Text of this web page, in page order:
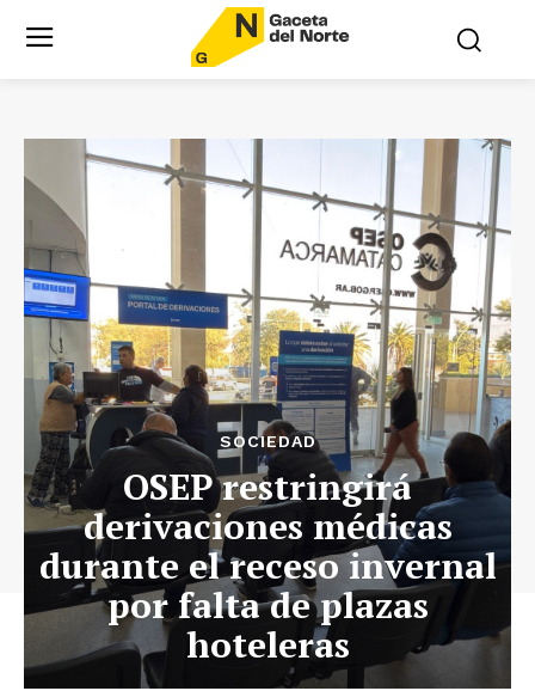
SOCIEDAD
OSEP restringirá
derivaciones médicas
durante el receso invernal
por falta de plazas
hoteleras